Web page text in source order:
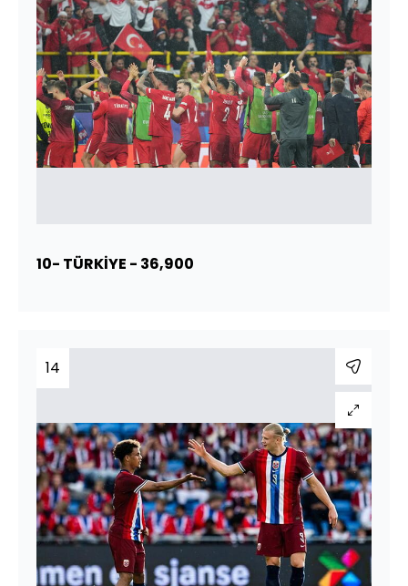
10- TÜRKİYE - 36,900
14